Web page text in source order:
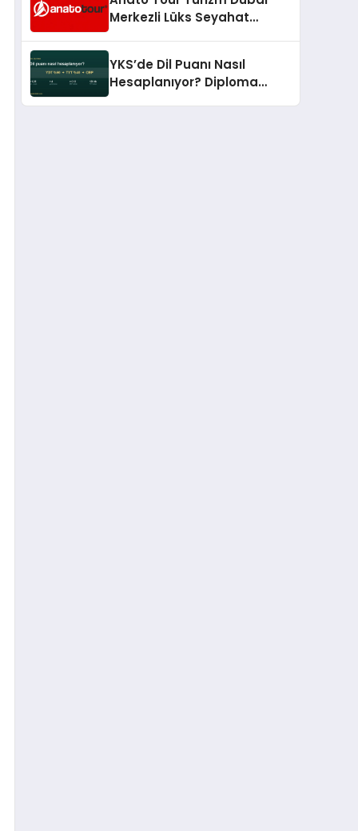
Merkezli Lüks Seyahat
YKS’de Dil Puanı Nasıl
Hesaplanıyor? Diploma